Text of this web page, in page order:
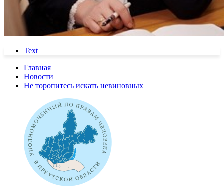
Text
Главная
Новости
Не торопитесь искать невиновных